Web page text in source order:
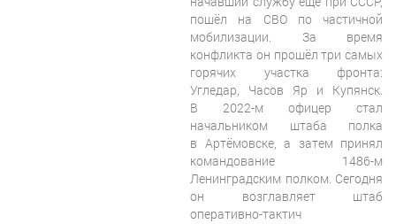
пошёл на СВО по частичной
мобилизации. За время
конфликта он прошёл три самых
горячих участка фронта:
Угледар, Часов Яр и Купянск.
В 2022-м офицер стал
начальником штаба полка
в Артёмовске, а затем принял
командование 1486-м
Ленинградским полком. Сегодня
он возглавляет штаб
оперативно-тактич